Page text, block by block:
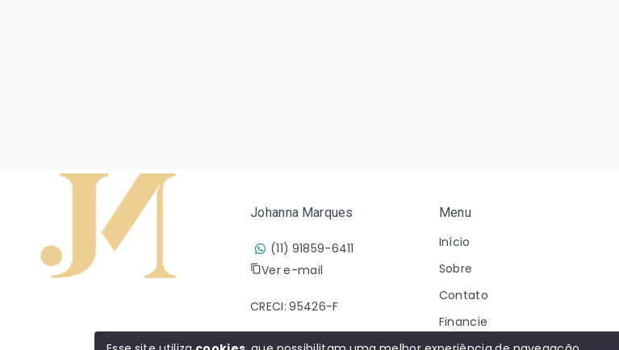
Johanna Marques
(11) 91859-6411
Ver e-mail
CRECI: 95426-F
Menu
Início
Sobre
Contato
Financie